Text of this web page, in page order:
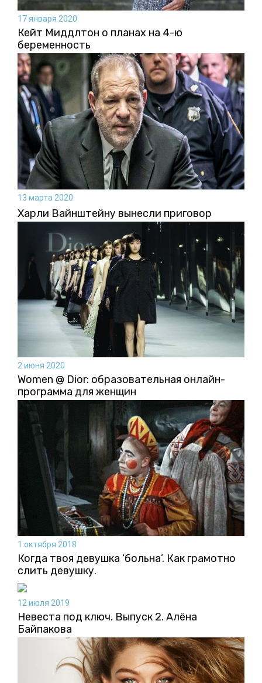
17 января 2020
Кейт Миддлтон о планах на 4-ю
беременность
13 марта 2020
Харли Вайнштейну вынесли приговор
2 июня 2020
Women @ Dior: образовательная онлайн-
программа для женщин
1 октября 2018
Когда твоя девушка ‘больна’. Как грамотно
слить девушку.
12 июля 2019
Невеста под ключ. Выпуск 2. Алёна
Байпакова